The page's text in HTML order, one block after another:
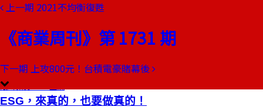
上一期 2021不均衡復甦
《商業周刊》第 1731 期
下一期 上攻800元！台積電豪賭幕後
本期目錄
總編輯的話
限制，讓人壯大
閱讀
撰文者：曠文琪 ｜ Page.012
限時免費
ESG，來真的，也要做真的！